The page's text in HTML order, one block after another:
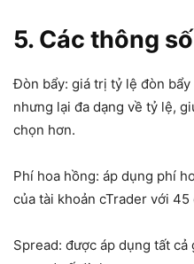
5. Các thông
Đòn bẩy: giá trị tỷ lệ đòn
nhưng lại đa dạng về tỷ lệ,
chọn hơn.
Phí hoa hồng: áp dụng phí
của tài khoản cTrader với
Spread: được áp dụng tất